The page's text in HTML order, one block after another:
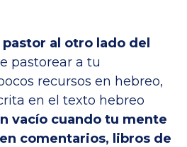
al otro lado del
pastorear a tu
recursos en hebreo,
en el texto hebreo
vacío cuando tu mente
comentarios, libros de